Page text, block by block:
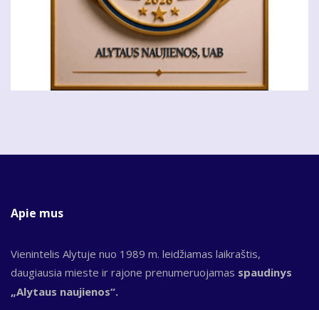
Apie mus
Vienintelis Alytuje nuo 1989 m. leidžiamas laikraštis,
daugiausia mieste ir rajone prenumeruojamas spaudinys
„Alytaus naujienos“.